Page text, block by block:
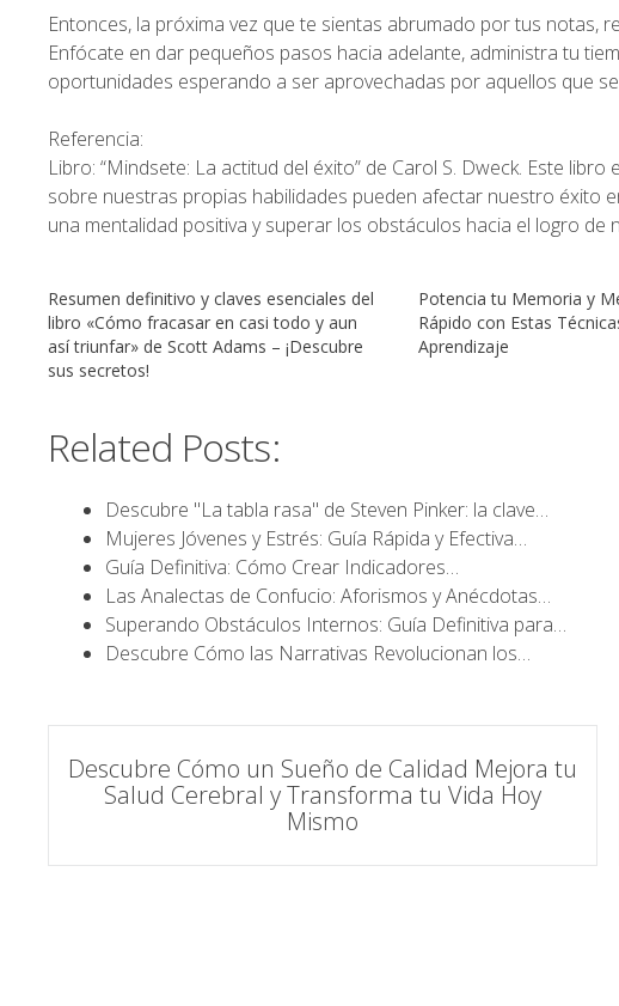
Entonces, la próxima vez que te sientas abrumado por tus notas,
Enfócate en dar pequeños pasos hacia adelante, administra tu
oportunidades esperando a ser aprovechadas por aquellos que
Referencia:
Libro: “Mindsete: La actitud del éxito” de Carol S. Dweck. Este libro
sobre nuestras propias habilidades pueden afectar nuestro éxito
una mentalidad positiva y superar los obstáculos hacia el logro de
Resumen definitivo y claves esenciales del
libro «Cómo fracasar en casi todo y aun
así triunfar» de Scott Adams – ¡Descubre
sus secretos!
Potencia tu Memoria y
Rápido con Estas
Aprendizaje
Related Posts:
Descubre "La tabla rasa" de Steven Pinker: la clave…
Mujeres Jóvenes y Estrés: Guía Rápida y Efectiva…
Guía Definitiva: Cómo Crear Indicadores…
Las Analectas de Confucio: Aforismos y Anécdotas…
Superando Obstáculos Internos: Guía Definitiva para…
Descubre Cómo las Narrativas Revolucionan los…
Navegación
entradas
Descubre Cómo un Sueño de Calidad Mejora tu
Salud Cerebral y Transforma tu Vida Hoy
Mismo